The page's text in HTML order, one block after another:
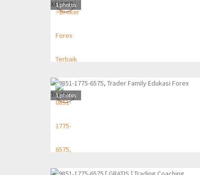
1photos
1photos